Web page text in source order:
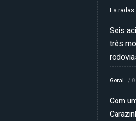
Estradas
Seis
três
Geral /
Com